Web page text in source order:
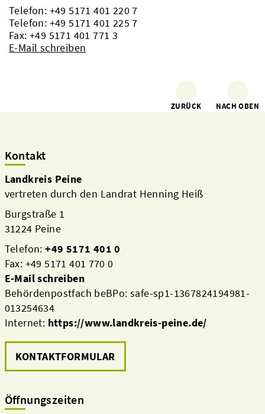
Telefon: +49 5171 401 220 7
Telefon: +49 5171 401 225 7
Fax: +49 5171 401 771 3
E-Mail schreiben
ZURÜCK NACH OBEN
Kontakt
Landkreis Peine
vertreten durch den Landrat Henning Heiß
Burgstraße 1
31224 Peine
Telefon:+49 5171 401 0
Fax: +49 5171 401 770 0
E-Mail schreiben
Behördenpostfach beBPo: safe-sp1-1367824194981-
013254634
Internet: https://www.landkreis-peine.de/
KONTAKTFORMULAR
Öffnungszeiten